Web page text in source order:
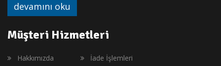
devamını oku
Müşteri Hizmetleri
Hakkımızda
İade İşlemleri